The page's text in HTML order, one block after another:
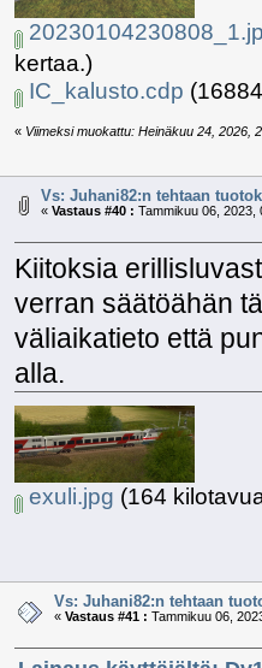
kertaa.)
IC_kalusto.cdp
« Viimeksi muokattu: Heinäkuu 24, 2026,
Vs: Juhani82:n tehtaan
« Vastaus #40 : Tammikuu 06, 2023,
Kiitoksia
verran säätöähän
väliaikatieto että
alla.
exuli.jpg (164
Vs: Juhani82:n tehtaan
« Vastaus #41 : Tammikuu 06,